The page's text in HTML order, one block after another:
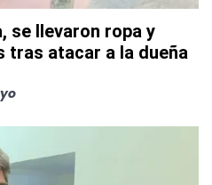
se llevaron ropa y
tras atacar a la dueña